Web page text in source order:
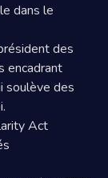
dans le
des
encadrant
soulève des
Act